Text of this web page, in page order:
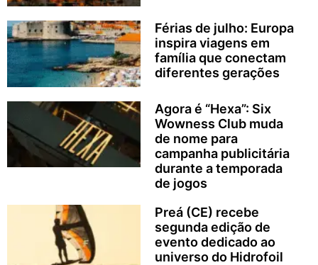
Férias de julho: Europa
inspira viagens em
família que conectam
diferentes gerações
Agora é “Hexa”: Six
Wowness Club muda
de nome para
campanha publicitária
durante a temporada
de jogos
Preá (CE) recebe
segunda edição de
evento dedicado ao
universo do Hidrofoil